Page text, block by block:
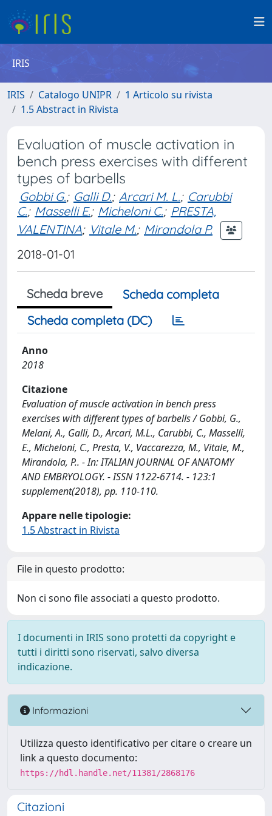
IRIS
IRIS Catalogo UNIPR
1 Articolo su rivista
1.5 Abstract in Rivista
Evaluation of muscle activation in
bench press exercises with different
types of barbells
Gobbi G.; Galli D.; Arcari M. L.; Carubbi
C.; Masselli E.; Micheloni C.; PRESTA,
VALENTINA; Vitale M.; Mirandola P.
2018-01-01
Scheda breve
Scheda completa
Scheda completa (DC)
Anno
2018
Citazione
Evaluation of muscle activation in bench press
exercises with different types of barbells / Gobbi, G.,
Melani, A., Galli, D., Arcari, M.L., Carubbi, C., Masselli,
E., Micheloni, C., Presta, V., Vaccarezza, M., Vitale, M.,
Mirandola, P.. - In: ITALIAN JOURNAL OF ANATOMY
AND EMBRYOLOGY. - ISSN 1122-6714. - 123:1
supplement(2018), pp. 110-110.
Appare nelle tipologie:
1.5 Abstract in Rivista
File in questo prodotto:
Non ci sono file associati a questo prodotto.
I documenti in IRIS sono protetti da copyright e
tutti i diritti sono riservati, salvo diversa
indicazione.
Informazioni
Utilizza questo identificativo per citare o creare un
link a questo documento:
https://hdl.handle.net/11381/2868176
Citazioni